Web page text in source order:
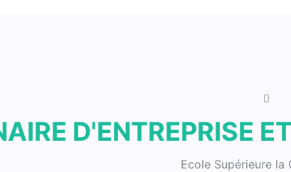
D'ENTREPRISE
Ecole Supérieure la